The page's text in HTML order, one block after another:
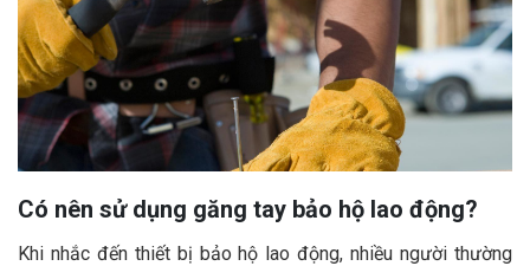
Có nên sử dụng găng tay bảo hộ lao động?
Khi nhắc đến thiết bị bảo hộ lao động, nhiều người thường